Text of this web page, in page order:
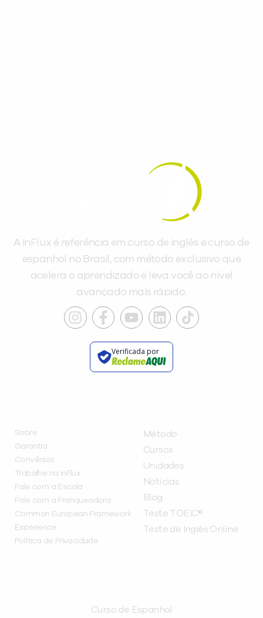
A inFlux é referência em curso de inglês e curso de
espanhol no Brasil, com método exclusivo que
acelera o aprendizado e leva você ao nível
avançado mais rápido.
Verificada por
Sobre
Garantia
Convênios
Trabalhe na inFlux
Fale com a Escola
Fale com a Franqueadora
Common European Framework
Experience
Política de Privacidade
Método
Cursos
Unidades
Notícias
Blog
Teste TOEIC®
Teste de Inglês Online
Curso de Espanhol